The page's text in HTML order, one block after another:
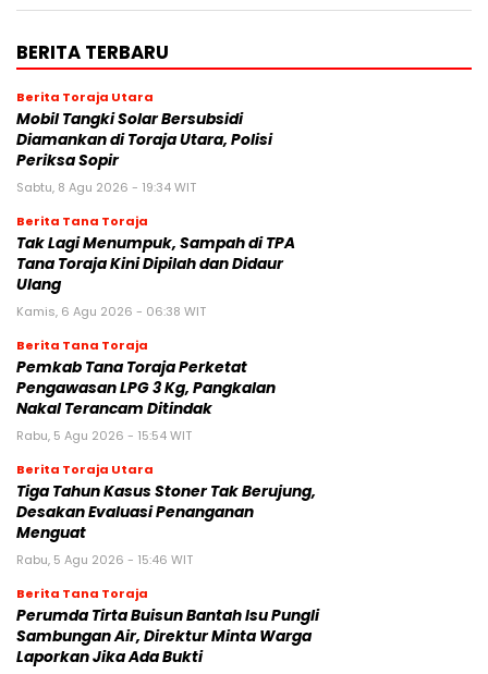
BERITA TERBARU
Berita Toraja Utara
Mobil Tangki Solar Bersubsidi
Diamankan di Toraja Utara, Polisi
Periksa Sopir
Sabtu, 8 Agu 2026 - 19:34 WIT
Berita Tana Toraja
Tak Lagi Menumpuk, Sampah di TPA
Tana Toraja Kini Dipilah dan Didaur
Ulang
Kamis, 6 Agu 2026 - 06:38 WIT
Berita Tana Toraja
Pemkab Tana Toraja Perketat
Pengawasan LPG 3 Kg, Pangkalan
Nakal Terancam Ditindak
Rabu, 5 Agu 2026 - 15:54 WIT
Berita Toraja Utara
Tiga Tahun Kasus Stoner Tak Berujung,
Desakan Evaluasi Penanganan
Menguat
Rabu, 5 Agu 2026 - 15:46 WIT
Berita Tana Toraja
Perumda Tirta Buisun Bantah Isu Pungli
Sambungan Air, Direktur Minta Warga
Laporkan Jika Ada Bukti